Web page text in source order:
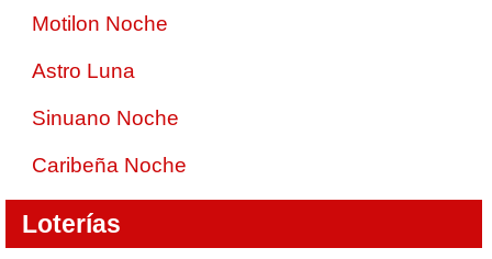
Motilon Noche
Astro Luna
Sinuano Noche
Caribeña Noche
Loterías